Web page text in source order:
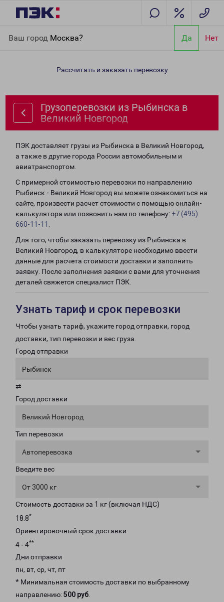
Ваш город Москва? Да Нет
Великий Новгород
Рассчитать и заказать перевозку
Грузоперевозки из Рыбинска в
Великий Новгород
ПЭК доставляет грузы из Рыбинска в Великий Новгород,
а также в другие города России автомобильным и
авиатранспортом.
С примерной стоимостью перевозки по направлению
Рыбинск - Великий Новгород вы можете ознакомиться на
сайте, произвести расчет стоимости с помощью онлайн-
калькулятора или позвонить нам по телефону: +7 (495)
660-11-11
Для того, чтобы заказать перевозку из Рыбинска в
Великий Новгород, в калькуляторе необходимо ввести
данные для расчета стоимости доставки и заполнить
заявку. После заполнения заявки с вами для уточнения
деталей свяжется специалист ПЭК.
Узнать тариф и срок перевозки
Чтобы узнать тариф, укажите город отправки, город
доставки, тип перевозки и вес груза.
Город отправки
Рыбинск
⇄
Город доставки
Великий Новгород
Тип перевозки
Автоперевозка
Введите вес
От 3000 кг
Стоимость доставки за 1 кг (включая НДС)
18.8*
Ориентировочный срок доставки
4 - 4**
Дни отправки
пн, вт, ср, чт, пт
* Минимальная стоимость доставки по выбранному
направлению: 500 руб.